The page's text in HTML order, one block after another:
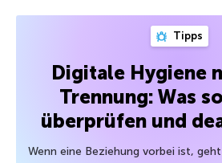
Tipps
Digitale Hygiene
Trennung: Was
überprüfen und
Wenn eine Beziehung vorbei ist,